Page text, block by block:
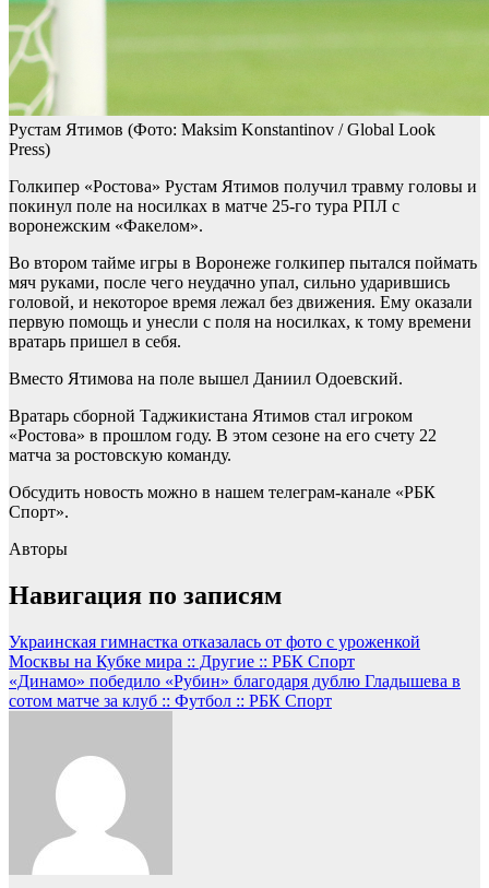
Рустам Ятимов (Фото: Maksim Konstantinov / Global Look
Press)
Голкипер «Ростова» Рустам Ятимов получил травму головы и
покинул поле на носилках в матче 25-го тура РПЛ с
воронежским «Факелом».
Во втором тайме игры в Воронеже голкипер пытался поймать
мяч руками, после чего неудачно упал, сильно ударившись
головой, и некоторое время лежал без движения. Ему оказали
первую помощь и унесли с поля на носилках, к тому времени
вратарь пришел в себя.
Вместо Ятимова на поле вышел Даниил Одоевский.
Вратарь сборной Таджикистана Ятимов стал игроком
«Ростова» в прошлом году. В этом сезоне на его счету 22
матча за ростовскую команду.
Обсудить новость можно в нашем телеграм-канале «РБК
Спорт».
Авторы
Навигация по записям
Украинская гимнастка отказалась от фото с уроженкой
Москвы на Кубке мира :: Другие :: РБК Спорт
«Динамо» победило «Рубин» благодаря дублю Гладышева в
сотом матче за клуб :: Футбол :: РБК Спорт